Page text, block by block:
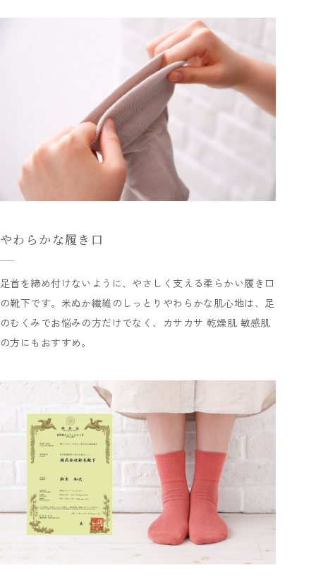
やわらかな履き口
足首を締め付けないように、やさしく支える柔らかい履き口
の靴下です。米ぬか繊維のしっとりやわらかな肌心地は、足
のむくみでお悩みの方だけでなく、カサカサ 乾燥肌 敏感肌
の方にもおすすめ。